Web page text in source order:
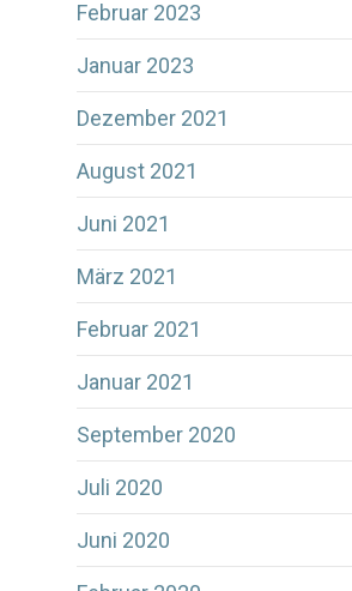
Februar 2023
Januar 2023
Dezember 2021
August 2021
Juni 2021
März 2021
Februar 2021
Januar 2021
September 2020
Juli 2020
Juni 2020